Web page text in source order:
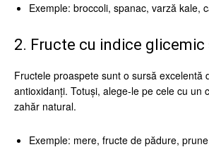
Exemple: broccoli, spanac, varză kale,
2. Fructe cu indice glicemic
Fructele proaspete sunt o sursă excelentă
antioxidanți. Totuși, alege-le pe cele cu un
zahăr natural.
Exemple: mere, fructe de pădure,